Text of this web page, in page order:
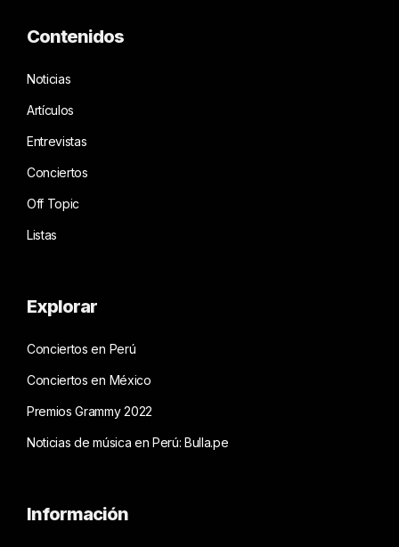
Contenidos
Noticias
Artículos
Entrevistas
Conciertos
Off Topic
Listas
Explorar
Conciertos en Perú
Conciertos en México
Premios Grammy 2022
Noticias de música en Perú: Bulla.pe
Información